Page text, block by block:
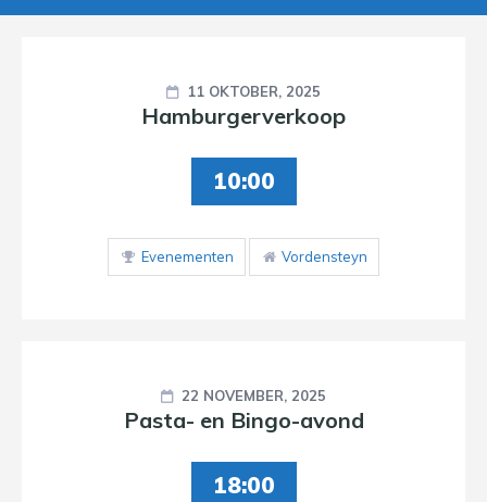
11 OKTOBER, 2025
Hamburgerverkoop
10:00
Evenementen Vordensteyn
22 NOVEMBER, 2025
Pasta- en Bingo-avond
18:00